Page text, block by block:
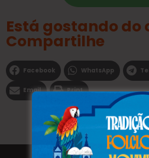
Está gostando do
Compartilhe
Facebook WhatsApp
Email Print